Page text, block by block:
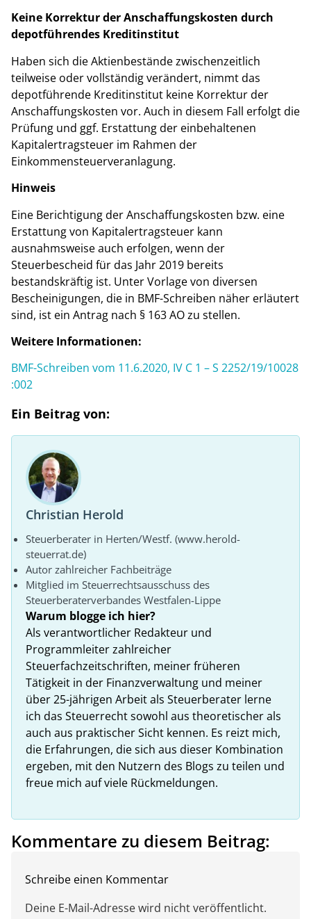
Keine Korrektur der Anschaffungskosten durch
depotführendes Kreditinstitut
Haben sich die Aktienbestände zwischenzeitlich
teilweise oder vollständig verändert, nimmt das
depotführende Kreditinstitut keine Korrektur der
Anschaffungskosten vor. Auch in diesem Fall erfolgt die
Prüfung und ggf. Erstattung der einbehaltenen
Kapitalertragsteuer im Rahmen der
Einkommensteuerveranlagung.
Hinweis
Eine Berichtigung der Anschaffungskosten bzw. eine
Erstattung von Kapitalertragsteuer kann
ausnahmsweise auch erfolgen, wenn der
Steuerbescheid für das Jahr 2019 bereits
bestandskräftig ist. Unter Vorlage von diversen
Bescheinigungen, die in BMF-Schreiben näher erläutert
sind, ist ein Antrag nach § 163 AO zu stellen.
Weitere Informationen:
BMF-Schreiben vom 11.6.2020, IV C 1 – S 2252/19/10028
:002
Ein Beitrag von:
Christian Herold
Steuerberater in Herten/Westf. (www.herold-
steuerrat.de)
Autor zahlreicher Fachbeiträge
Mitglied im Steuerrechtsausschuss des
Steuerberaterverbandes Westfalen-Lippe
Warum blogge ich hier?
Als verantwortlicher Redakteur und
Programmleiter zahlreicher
Steuerfachzeitschriften, meiner früheren
Tätigkeit in der Finanzverwaltung und meiner
über 25-jährigen Arbeit als Steuerberater lerne
ich das Steuerrecht sowohl aus theoretischer als
auch aus praktischer Sicht kennen. Es reizt mich,
die Erfahrungen, die sich aus dieser Kombination
ergeben, mit den Nutzern des Blogs zu teilen und
freue mich auf viele Rückmeldungen.
Kommentare zu diesem Beitrag:
Schreibe einen Kommentar
Deine E-Mail-Adresse wird nicht veröffentlicht.